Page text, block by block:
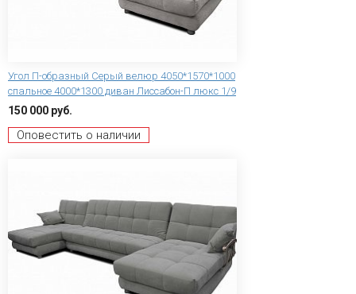
Угол П-образный Серый велюр 4050*1570*1000
спальное 4000*1300 диван Лиссабон-П люкс 1/9
150 000 руб.
Оповестить о наличии